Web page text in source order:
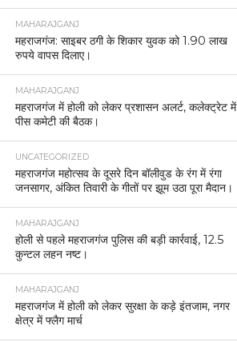
MAHARAJGANJ
महराजगंज: साइबर ठगी के शिकार युवक को 1.90 लाख
रुपये वापस दिलाए।
MAHARAJGANJ
महराजगंज में होली को लेकर प्रशासन अलर्ट, कलेक्ट्रेट में
पीस कमेटी की बैठक।
UNCATEGORIZED
महराजगंज महोत्सव के दूसरे दिन बॉलीवुड के रंग में रंगा
जनसागर, अंकित तिवारी के गीतों पर झूम उठा पूरा मैदान।
MAHARAJGANJ
होली से पहले महराजगंज पुलिस की बड़ी कार्रवाई, 12.5
कुन्टल लहन नष्ट।
MAHARAJGANJ
महराजगंज में होली को लेकर सुरक्षा के कड़े इंतजाम, नगर
क्षेत्र में फ्लैग मार्च